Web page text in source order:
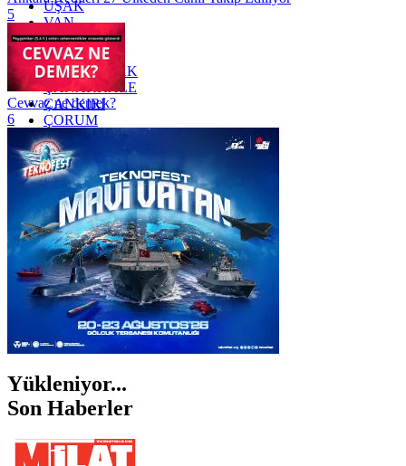
UŞAK
VAN
YALOVA
YOZGAT
ZONGULDAK
ÇANAKKALE
ÇANKIRI
ÇORUM
İSTANBUL
İZMİR
ŞANLIURFA
ŞIRNAK
5
Cevvaz ne demek?
6
Yükleniyor...
Son Haberler